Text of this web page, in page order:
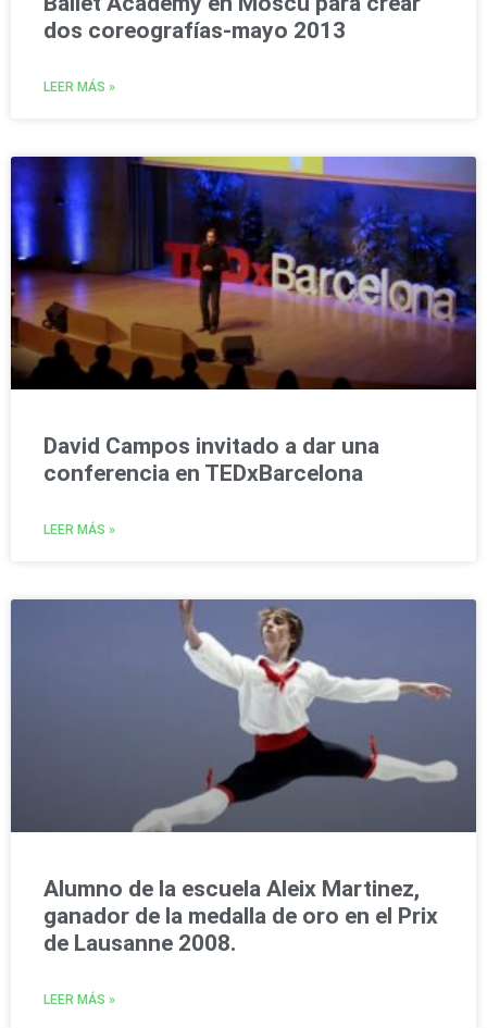
dos coreografías-mayo 2013
LEER MÁS »
David Campos invitado a dar una
conferencia en TEDxBarcelona
LEER MÁS »
Alumno de la escuela Aleix Martinez,
ganador de la medalla de oro en el Prix
de Lausanne 2008.
LEER MÁS »